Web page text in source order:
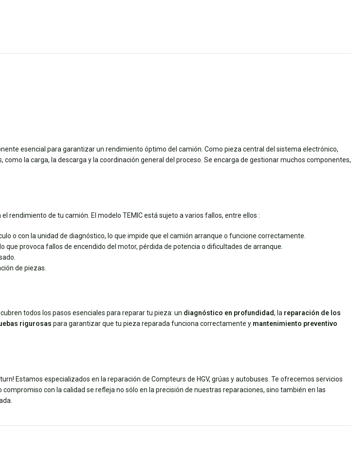
esencial para garantizar un rendimiento óptimo del camión. Como pieza central del sistema electrónico,
la carga, la descarga y la coordinación general del proceso. Se encarga de gestionar muchos componentes,
rendimiento de tu camión. El modelo TEMIC está sujeto a varios fallos, entre ellos :
o con la unidad de diagnóstico, lo que impide que el camión arranque o funcione correctamente.
que provoca fallos de encendido del motor, pérdida de potencia o dificultades de arranque.
de piezas.
todos los pasos esenciales para reparar tu pieza: un diagnóstico en profundidad, la reparación de los
rigurosas para garantizar que tu pieza reparada funciona correctamente y mantenimiento preventivo
Estamos especializados en la reparación de Compteurs de HGV, grúas y autobuses. Te ofrecemos servicios
con la calidad se refleja no sólo en la precisión de nuestras reparaciones, sino también en las